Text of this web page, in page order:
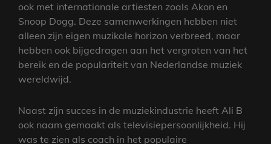
ook met internationale artiesten zoals Akon en
Snoop Dogg. Deze samenwerkingen hebben niet
alleen zijn eigen muzikale horizon verbreed, maar
hebben ook bijgedragen aan het vergroten van het
bereik en de populariteit van Nederlandse muziek
wereldwijd.
Naast zijn succes in de muziekindustrie heeft Ali B
ook naam gemaakt als televisiepersoonlijkheid. Hij
was te zien als coach in het populaire